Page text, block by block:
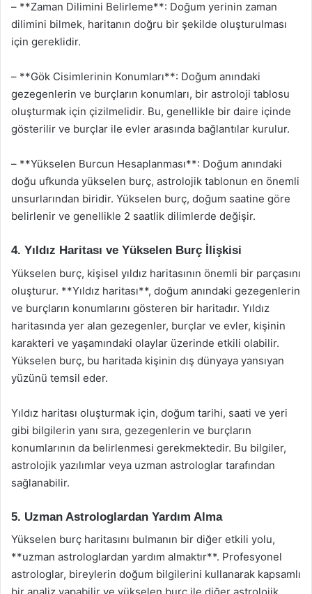
– **Zaman Dilimini Belirleme**: Doğum yerinin zaman
dilimini bilmek, haritanın doğru bir şekilde oluşturulması
için gereklidir.
– **Gök Cisimlerinin Konumları**: Doğum anındaki
gezegenlerin ve burçların konumları, bir astroloji tablosu
oluşturmak için çizilmelidir. Bu, genellikle bir daire içinde
gösterilir ve burçlar ile evler arasında bağlantılar kurulur.
– **Yükselen Burcun Hesaplanması**: Doğum anındaki
doğu ufkunda yükselen burç, astrolojik tablonun en önemli
unsurlarından biridir. Yükselen burç, doğum saatine göre
belirlenir ve genellikle 2 saatlik dilimlerde değişir.
4. Yıldız Haritası ve Yükselen Burç İlişkisi
Yükselen burç, kişisel yıldız haritasının önemli bir parçasını
oluşturur. **Yıldız haritası**, doğum anındaki gezegenlerin
ve burçların konumlarını gösteren bir haritadır. Yıldız
haritasında yer alan gezegenler, burçlar ve evler, kişinin
karakteri ve yaşamındaki olaylar üzerinde etkili olabilir.
Yükselen burç, bu haritada kişinin dış dünyaya yansıyan
yüzünü temsil eder.
Yıldız haritası oluşturmak için, doğum tarihi, saati ve yeri
gibi bilgilerin yanı sıra, gezegenlerin ve burçların
konumlarının da belirlenmesi gerekmektedir. Bu bilgiler,
astrolojik yazılımlar veya uzman astrologlar tarafından
sağlanabilir.
5. Uzman Astrologlardan Yardım Alma
Yükselen burç haritasını bulmanın bir diğer etkili yolu,
**uzman astrologlardan yardım almaktır**. Profesyonel
astrologlar, bireylerin doğum bilgilerini kullanarak kapsamlı